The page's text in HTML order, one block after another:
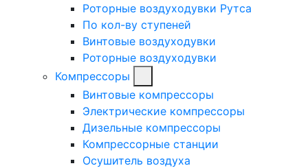
Роторные воздуходувки Рутса
По кол-ву ступеней
Винтовые воздуходувки
Роторные воздуходувки
Компрессоры
Винтовые компрессоры
Электрические компрессоры
Дизельные компрессоры
Компрессорные станции
Осушитель воздуха